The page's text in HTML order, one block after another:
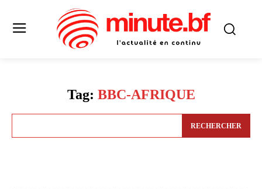
Tag: BBC-AFRIQUE
RECHERCHER